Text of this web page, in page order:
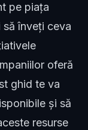
pe piața
înveți ceva
oferă
ghid te va
și să
resurse